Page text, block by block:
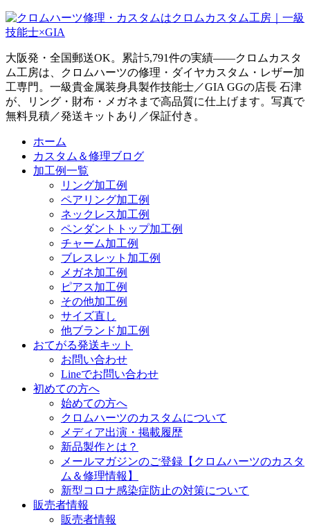
大阪発・全国郵送OK。累計5,791件の実績——クロムカスタ
ム工房は、クロムハーツの修理・ダイヤカスタム・レザー加
工専門。一級貴金属装身具製作技能士／GIA GGの店長 石津
が、リング・財布・メガネまで高品質に仕上げます。写真で
無料見積／発送キットあり／保証付き。
ホーム
カスタム＆修理ブログ
加工例一覧
リング加工例
ペアリング加工例
ネックレス加工例
ペンダントトップ加工例
チャーム加工例
ブレスレット加工例
メガネ加工例
ピアス加工例
その他加工例
サイズ直し
他ブランド加工例
おてがる発送キット
お問い合わせ
Lineでお問い合わせ
初めての方へ
始めての方へ
クロムハーツのカスタムについて
メディア出演・掲載履歴
新品製作とは？
メールマガジンのご登録【クロムハーツのカスタ
ム＆修理情報】
新型コロナ感染症防止の対策について
販売者情報
販売者情報